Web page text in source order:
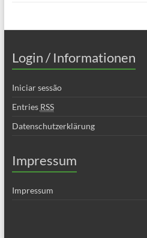
Login / Informationen
Iniciar sessão
Entries RSS
Datenschutzerklärung
Impressum
Impressum